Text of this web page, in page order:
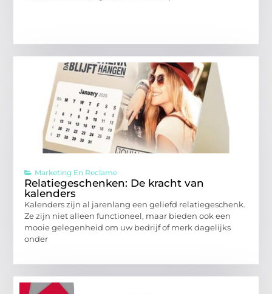
Marketing En Reclame
Relatiegeschenken: De kracht van
kalenders
Kalenders zijn al jarenlang een geliefd relatiegeschenk.
Ze zijn niet alleen functioneel, maar bieden ook een
mooie gelegenheid om uw bedrijf of merk dagelijks
onder